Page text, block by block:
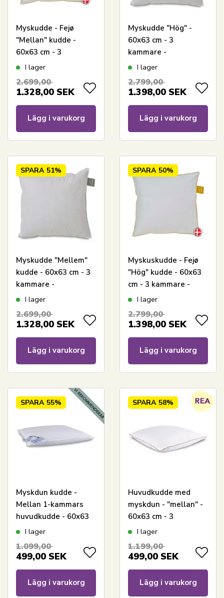
Myskudde - Fejø
"Mellan" kudde -
60x63 cm - 3
kammare - Quilts Of
I lager
2.699,00
1.328,00 SEK
Lägg i varukorg
Myskudde "Hög" -
60x63 cm - 3
kammare -
Svanenmärkt - Samsö
I lager
2.799,00
1.398,00 SEK
Lägg i varukorg
SPARA 51%
Myskudde "Mellem"
kudde - 60x63 cm - 3
kammare -
Svanenmärkt - Samsø
I lager
2.699,00
1.328,00 SEK
Lägg i varukorg
SPARA 50%
Myskuskudde - Fejø
"Hög" kudde - 60x63
cm - 3 kammare -
Quilts Of Denmark
I lager
2.799,00
1.398,00 SEK
Lägg i varukorg
SPARA 55%
Myskdun kudde -
Mellan 1-kammars
huvudkudde - 60x63
cm - Zen Sleep
I lager
1.099,00
499,00 SEK
Lägg i varukorg
SPARA 58%
Huvudkudde med
myskdun - "mellan" -
60x63 cm - 3
kammarskudde - Borg
I lager
1.199,00
499,00 SEK
Lägg i varukorg